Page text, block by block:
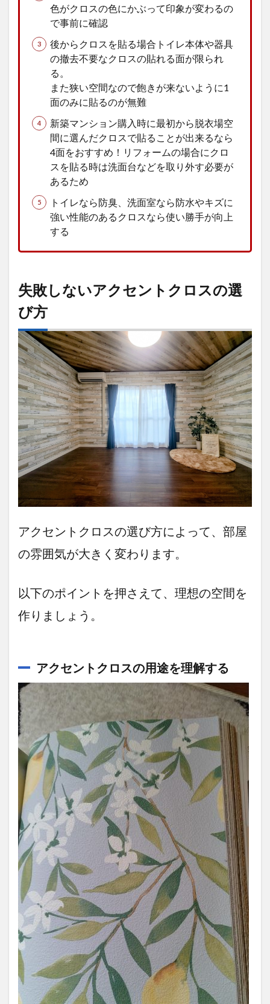
色がクロスの色にかぶって印象が変わるの
で事前に確認
後からクロスを貼る場合トイレ本体や器具
の撤去不要なクロスの貼れる面が限られ
る。
また狭い空間なので飽きが来ないように1
面のみに貼るのが無難
新築マンション購入時に最初から脱衣場空
間に選んだクロスで貼ることが出来るなら
4面をおすすめ！リフォームの場合にクロ
スを貼る時は洗面台などを取り外す必要が
あるため
トイレなら防臭、洗面室なら防水やキズに
強い性能のあるクロスなら使い勝手が向上
する
失敗しないアクセントクロスの選
び方
アクセントクロスの選び方によって、部屋
の雰囲気が大きく変わります。
以下のポイントを押さえて、理想の空間を
作りましょう。
アクセントクロスの用途を理解する